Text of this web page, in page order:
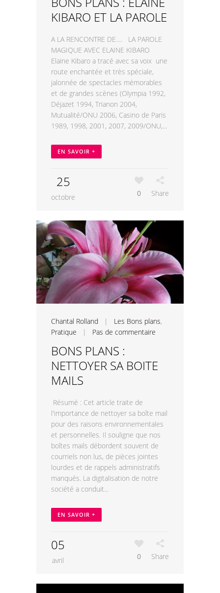
KIBARO ET LA PAROLE
A LA RENCONTRE DE…. LA PAROLE
MAGIQUE AVEC ELAINE KIBARO
Elaine Kibaro a tracé avec sa voix une
route enchantée et très spéciale,
jalonnée de spectacles mémorables
et de grandes scènes (Olympia 1992,
Déjazet 1994, Trianon 2004,
Mutualité/ONU 2006, Casino de Paris
1989, 1998, 2001, 2007, 2009/ONU,...
EN SAVOIR +
25
octobre 0 Share
Chantal Rolland | Les Bons plans,
Pratique | Pas de commentaire
BONS PLANS :
NETTOYER SA BOITE
MAILS
Résumé : Cet article traite de
l'importance de nettoyer sa boîte mail
pour des raisons environnementales
et personnelles. Il souligne que nos
boîtes mails débordent souvent de
courriels non lus, de pièces jointes
lourdes et de rappels administratifs
manqués. La digitalisation de notre
société a conduit...
EN SAVOIR +
05
avril 0 Share